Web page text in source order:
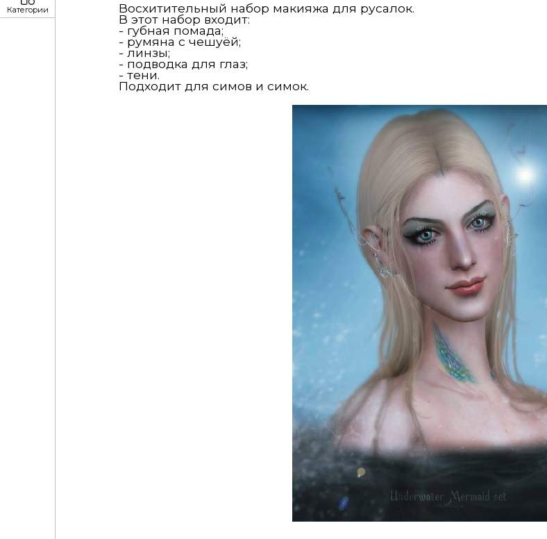
Восхитительный набор макияжа для русалок.
В этот набор входит:
- губная помада;
- румяна с чешуёй;
- линзы;
- подводка для глаз;
- тени.
Подходит для симов и симок.
Категории